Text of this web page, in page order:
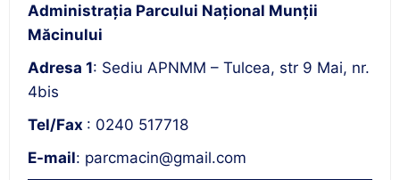
Administrația Parcului Național Munții
Măcinului
Adresa 1: Sediu APNMM – Tulcea, str 9 Mai, nr.
4bis
Tel/Fax : 0240 517718
E-mail: parcmacin@gmail.com